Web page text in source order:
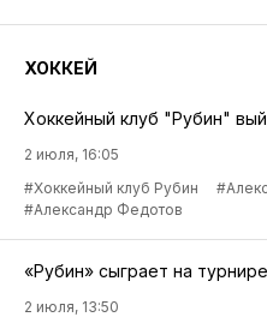
ХОККЕЙ
Хоккейный клуб "Рубин"
2 июля, 16:05
#Хоккейный клуб Рубин
#Александр Федотов
«Рубин» сыграет на
2 июля, 13:50